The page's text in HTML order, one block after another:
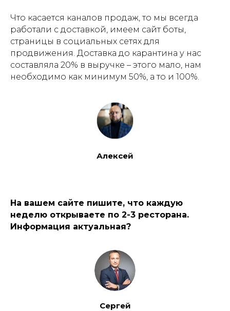
Что касается каналов продаж, то мы всегда
работали с доставкой, имеем сайт боты,
страницы в социальных сетях для
продвижения. Доставка до карантина у нас
составляла 20% в выручке – этого мало, нам
необходимо как минимум 50%, а то и 100%.
Алексей
На вашем сайте пишите, что каждую
неделю открываете по 2-3 ресторана.
Информация актуальная?
Сергей